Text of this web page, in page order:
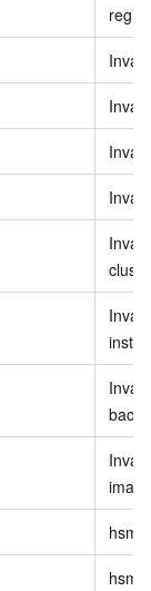
hsm
hsm